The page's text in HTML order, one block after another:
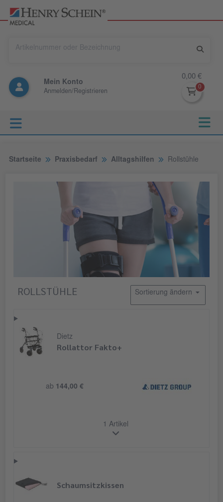
Mein Konto
Anmelden/Registrieren
0,00 €
Startseite Praxisbedarf Alltagshilfen Rollstühle
ROLLSTÜHLE Sortierung ändern
Dietz
Rollattor Fakto+
ab 144,00 €
1 Artikel
Schaumsitzkissen